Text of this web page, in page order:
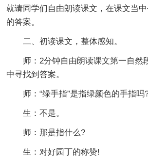
就请同学们自由朗读课文，在课文当
的答案。
二、初读课文，整体感知。
师：2分钟自由朗读课文第一自然
中寻找到答案。
师：“绿手指”是指绿颜色的手指吗
生：不是。
师：那是指什么?
生：对好园丁的称赞!